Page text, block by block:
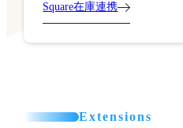
Square在庫連携
Extensions